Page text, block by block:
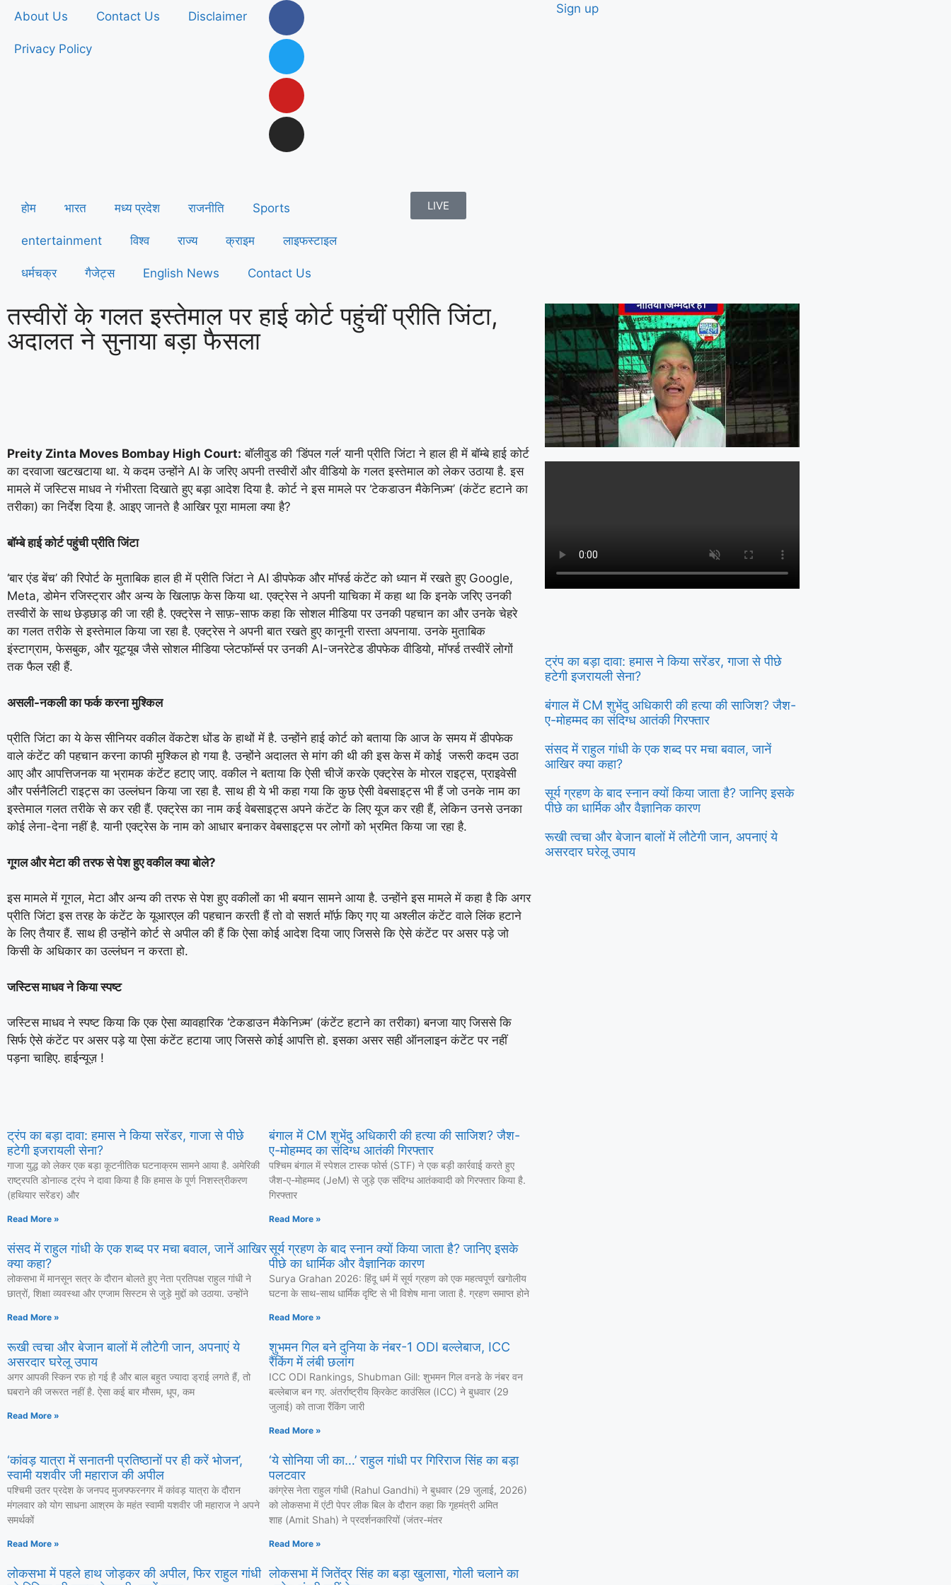
About Us Contact Us Disclaimer
Privacy Policy
Sign up
होम भारत मध्य प्रदेश राजनीति Sports
entertainment विश्व राज्य क्राइम लाइफस्टाइल
धर्मचक्र गैजेट्स English News Contact Us
LIVE
तस्वीरों के गलत इस्तेमाल पर हाई कोर्ट पहुंचीं प्रीति जिंटा,
अदालत ने सुनाया बड़ा फैसला
Preity Zinta Moves Bombay High Court: बॉलीवुड की ‘डिंपल गर्ल’ यानी प्रीति जिंटा ने हाल ही में बॉम्बे हाई कोर्ट
का दरवाजा खटखटाया था. ये कदम उन्होंने AI के जरिए अपनी तस्वीरों और वीडियो के गलत इस्तेमाल को लेकर उठाया है. इस
मामले में जस्टिस माधव ने गंभीरता दिखाते हुए बड़ा आदेश दिया है. कोर्ट ने इस मामले पर ‘टेकडाउन मैकेनिज़्म’ (कंटेंट हटाने का
तरीका) का निर्देश दिया है. आइए जानते है आखिर पूरा मामला क्या है?
बॉम्बे हाई कोर्ट पहुंची प्रीति जिंटा
‘बार एंड बेंच’ की रिपोर्ट के मुताबिक हाल ही में प्रीति जिंटा ने AI डीपफेक और मॉर्फ्ड कंटेंट को ध्यान में रखते हुए Google,
Meta, डोमेन रजिस्ट्रार और अन्य के खिलाफ़ केस किया था. एक्ट्रेस ने अपनी याचिका में कहा था कि इनके जरिए उनकी
तस्वीरों के साथ छेड़छाड़ की जा रही है. एक्ट्रेस ने साफ़-साफ कहा कि सोशल मीडिया पर उनकी पहचान का और उनके चेहरे
का गलत तरीके से इस्तेमाल किया जा रहा है. एक्ट्रेस ने अपनी बात रखते हुए कानूनी रास्ता अपनाया. उनके मुताबिक
इंस्टाग्राम, फेसबुक, और यूट्यूब जैसे सोशल मीडिया प्लेटफॉर्म्स पर उनकी AI-जनरेटेड डीपफेक वीडियो, मॉर्फ्ड तस्वीरें लोगों
तक फैल रही हैं.
असली-नकली का फर्क करना मुश्किल
प्रीति जिंटा का ये केस सीनियर वकील वेंकटेश धोंड के हाथों में है. उन्होंने हाई कोर्ट को बताया कि आज के समय में डीपफेक
वाले कंटेंट की पहचान करना काफी मुश्किल हो गया है. उन्होंने अदालत से मांग की थी की इस केस में कोई जरूरी कदम उठा
आए और आपत्तिजनक या भ्रामक कंटेंट हटाए जाए. वकील ने बताया कि ऐसी चीजें करके एक्ट्रेस के मोरल राइट्स, प्राइवेसी
और पर्सनैलिटी राइट्स का उल्लंघन किया जा रहा है. साथ ही ये भी कहा गया कि कुछ ऐसी वेबसाइट्स भी हैं जो उनके नाम का
इस्तेमाल गलत तरीके से कर रही हैं. एक्ट्रेस का नाम कई वेबसाइट्स अपने कंटेंट के लिए यूज कर रही हैं, लेकिन उनसे उनका
कोई लेना-देना नहीं है. यानी एक्ट्रेस के नाम को आधार बनाकर वेबसाइट्स पर लोगों को भ्रमित किया जा रहा है.
गूगल और मेटा की तरफ से पेश हुए वकील क्या बोले?
इस मामले में गूगल, मेटा और अन्य की तरफ से पेश हुए वकीलों का भी बयान सामने आया है. उन्होंने इस मामले में कहा है कि अगर
प्रीति जिंटा इस तरह के कंटेंट के यूआरएल की पहचान करती हैं तो वो सशर्त मॉर्फ़ किए गए या अश्लील कंटेंट वाले लिंक हटाने
के लिए तैयार हैं. साथ ही उन्होंने कोर्ट से अपील की हैं कि ऐसा कोई आदेश दिया जाए जिससे कि ऐसे कंटेंट पर असर पड़े जो
किसी के अधिकार का उल्लंघन न करता हो.
जस्टिस माधव ने किया स्पष्ट
जस्टिस माधव ने स्पष्ट किया कि एक ऐसा व्यावहारिक ‘टेकडाउन मैकेनिज़्म’ (कंटेंट हटाने का तरीका) बनजा याए जिससे कि
सिर्फ ऐसे कंटेंट पर असर पड़े या ऐसा कंटेंट हटाया जाए जिससे कोई आपत्ति हो. इसका असर सही ऑनलाइन कंटेंट पर नहीं
पड़ना चाहिए. हाईन्यूज़ !
ट्रंप का बड़ा दावा: हमास ने किया सरेंडर, गाजा से पीछे
हटेगी इजरायली सेना?
गाजा युद्ध को लेकर एक बड़ा कूटनीतिक घटनाक्रम सामने आया है. अमेरिकी
राष्ट्रपति डोनाल्ड ट्रंप ने दावा किया है कि हमास के पूर्ण निशस्त्रीकरण
(हथियार सरेंडर) और
Read More »
बंगाल में CM शुभेंदु अधिकारी की हत्या की साजिश? जैश-
ए-मोहम्मद का संदिग्ध आतंकी गिरफ्तार
पश्चिम बंगाल में स्पेशल टास्क फोर्स (STF) ने एक बड़ी कार्रवाई करते हुए
जैश-ए-मोहम्मद (JeM) से जुड़े एक संदिग्ध आतंकवादी को गिरफ्तार किया है.
गिरफ्तार
Read More »
संसद में राहुल गांधी के एक शब्द पर मचा बवाल, जानें आखिर
क्या कहा?
लोकसभा में मानसून सत्र के दौरान बोलते हुए नेता प्रतिपक्ष राहुल गांधी ने
छात्रों, शिक्षा व्यवस्था और एग्जाम सिस्टम से जुड़े मुद्दों को उठाया. उन्होंने
Read More »
सूर्य ग्रहण के बाद स्नान क्यों किया जाता है? जानिए इसके
पीछे का धार्मिक और वैज्ञानिक कारण
Surya Grahan 2026: हिंदू धर्म में सूर्य ग्रहण को एक महत्वपूर्ण खगोलीय
घटना के साथ-साथ धार्मिक दृष्टि से भी विशेष माना जाता है. ग्रहण समाप्त होने
Read More »
रूखी त्वचा और बेजान बालों में लौटेगी जान, अपनाएं ये
असरदार घरेलू उपाय
अगर आपकी स्किन रफ हो गई है और बाल बहुत ज्यादा ड्राई लगते हैं, तो
घबराने की जरूरत नहीं है. ऐसा कई बार मौसम, धूप, कम
Read More »
शुभमन गिल बने दुनिया के नंबर-1 ODI बल्लेबाज, ICC
रैंकिंग में लंबी छलांग
ICC ODI Rankings, Shubman Gill: शुभमन गिल वनडे के नंबर वन
बल्लेबाज बन गए. अंतर्राष्ट्रीय क्रिकेट काउंसिल (ICC) ने बुधवार (29
जुलाई) को ताजा रैंकिंग जारी
Read More »
‘कांवड़ यात्रा में सनातनी प्रतिष्ठानों पर ही करें भोजन’,
स्वामी यशवीर जी महाराज की अपील
पश्चिमी उतर प्रदेश के जनपद मुजफ्फरनगर में कांवड़ यात्रा के दौरान
मंगलवार को योग साधना आश्रम के महंत स्वामी यशवीर जी महाराज ने अपने
समर्थकों
Read More »
‘ये सोनिया जी का…’ राहुल गांधी पर गिरिराज सिंह का बड़ा
पलटवार
कांग्रेस नेता राहुल गांंधी (Rahul Gandhi) ने बुधवार (29 जुलाई, 2026)
को लोकसभा में एंटी पेपर लीक बिल के दौरान कहा कि गृहमंत्री अमित
शाह (Amit Shah) ने प्रदर्शनकारियों (जंतर-मंतर
Read More »
लोकसभा में पहले हाथ जोड़कर की अपील, फिर राहुल गांधी लोकसभा में जितेंद्र सिंह का बड़ा खुलासा, गोली चलाने का
ट्रंप का बड़ा दावा: हमास ने किया सरेंडर, गाजा से पीछे
हटेगी इजरायली सेना?
बंगाल में CM शुभेंदु अधिकारी की हत्या की साजिश? जैश-
ए-मोहम्मद का संदिग्ध आतंकी गिरफ्तार
संसद में राहुल गांधी के एक शब्द पर मचा बवाल, जानें
आखिर क्या कहा?
सूर्य ग्रहण के बाद स्नान क्यों किया जाता है? जानिए इसके
पीछे का धार्मिक और वैज्ञानिक कारण
रूखी त्वचा और बेजान बालों में लौटेगी जान, अपनाएं ये
असरदार घरेलू उपाय